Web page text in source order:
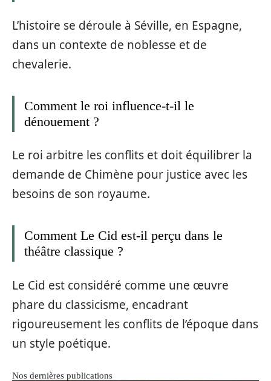
L’histoire se déroule à Séville, en Espagne,
dans un contexte de noblesse et de
chevalerie.
Comment le roi influence-t-il le
dénouement ?
Le roi arbitre les conflits et doit équilibrer la
demande de Chimène pour justice avec les
besoins de son royaume.
Comment Le Cid est-il perçu dans le
théâtre classique ?
Le Cid est considéré comme une œuvre
phare du classicisme, encadrant
rigoureusement les conflits de l’époque dans
un style poétique.
Nos dernières publications